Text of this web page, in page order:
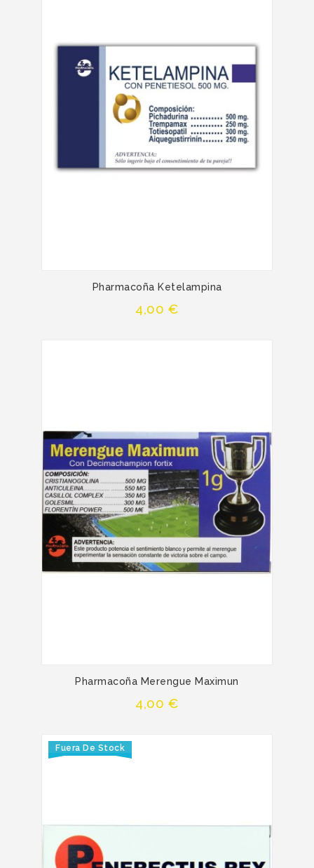
Pharmacoña Ketelampina
Precio
4,00 €
Pharmacoña Merengue Maximun
Precio
4,00 €
Fuera De Stock